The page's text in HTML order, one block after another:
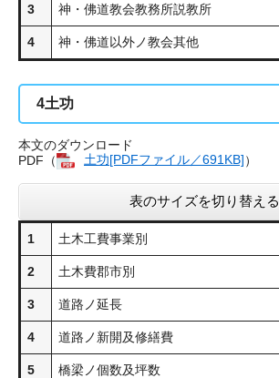
3 神・佛道教会教務所説教所
4 神・佛道以外ノ教会其他
4土功
本文のダウンロード
PDF（
土功[PDFファイル／691KB]）
表のサイズを切り替える
1 土木工費事業別
2 土木費郡市別
3 道路ノ延長
4 道路ノ新開及修繕費
5 橋梁ノ個数及坪数